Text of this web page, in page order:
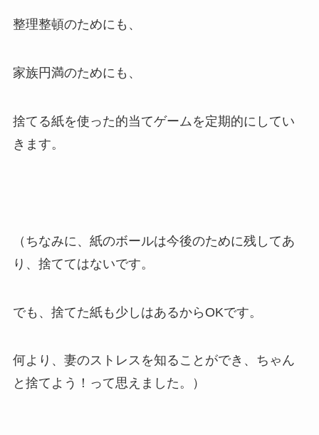
整理整頓のためにも、
家族円満のためにも、
捨てる紙を使った的当てゲームを定期的にしてい
きます。
（ちなみに、紙のボールは今後のために残してあ
り、捨ててはないです。
でも、捨てた紙も少しはあるからOKです。
何より、妻のストレスを知ることができ、ちゃん
と捨てよう！って思えました。）